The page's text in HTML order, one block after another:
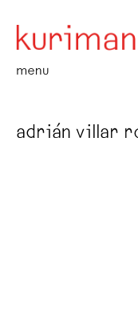
menu
adrián villar